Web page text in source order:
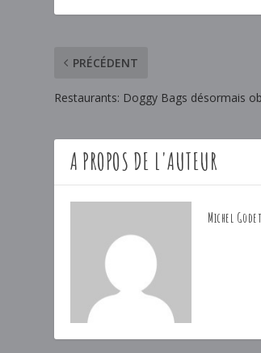
PRÉCÉDENT
Restaurants: Doggy Bags désormais
A PROPOS DE L'AUTEUR
Michel Godet